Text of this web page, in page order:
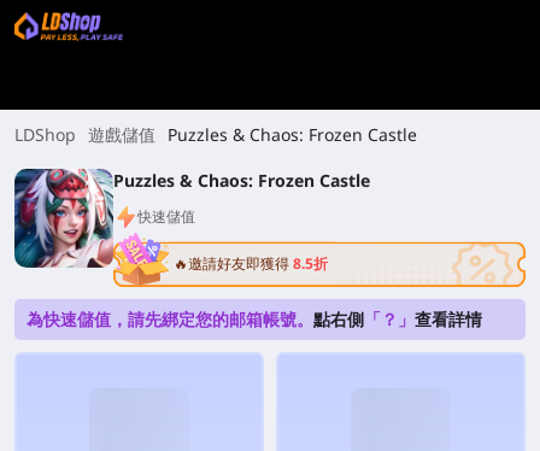
LDShop 遊戲儲值
Puzzles & Chaos: Frozen Castle
Puzzles & Chaos: Frozen Castle
快速儲值
🔥邀請好友即獲得8.5折
為快速儲值，請先綁定您的邮箱帳號。 點右側 「？」 查看詳情